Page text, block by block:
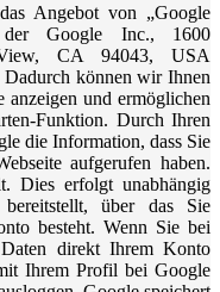
Angebot von „Google
der Google Inc., 1600
CA 94043, USA
Dadurch können wir Ihnen
und ermöglichen
Funktion. Durch Ihren
die Information, dass Sie
aufgerufen haben.
Dies erfolgt unabhängig
über das Sie
besteht. Wenn Sie bei
direkt Ihrem Konto
Ihrem Profil bei Google